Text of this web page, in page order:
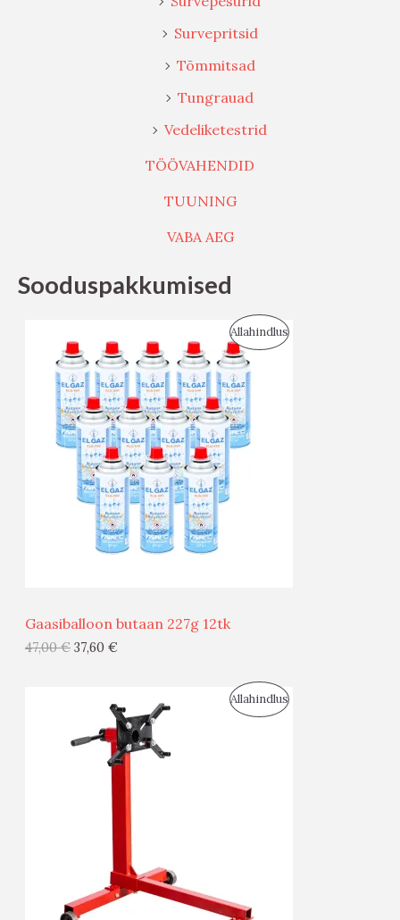
Survepritsid
Tõmmitsad
Tungrauad
Vedeliketestrid
TÖÖVAHENDID
TUUNING
VABA AEG
Sooduspakkumised
AllahindlusS
S
Gaasiballoon butaan 227g 12tk
47,00€ 37,60 €
AllahindlusS